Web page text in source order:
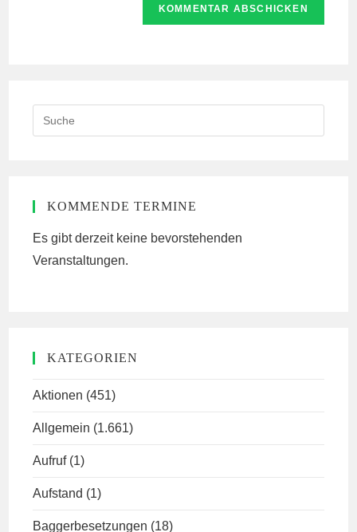
this
KOMMENDE TERMINE
Es gibt derzeit keine bevorstehenden
Veranstaltungen.
KATEGORIEN
Aktionen (451)
Allgemein (1.661)
Aufruf (1)
Aufstand (1)
Baggerbesetzungen (18)